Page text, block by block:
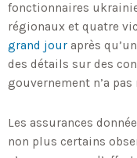
fonctionnaires
régionaux et quatre
grand jour après
des détails sur des
gouvernement n’a pas
Les assurances
non plus certains